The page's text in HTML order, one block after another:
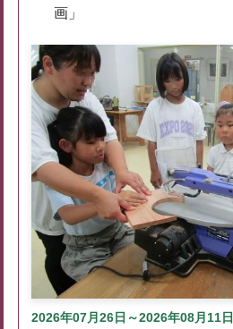
画」
2026年07月26日～2026年08月11日